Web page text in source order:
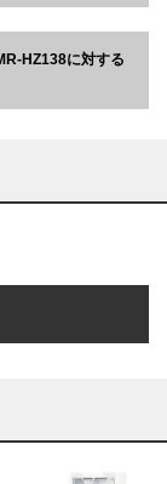
HZ138に対する